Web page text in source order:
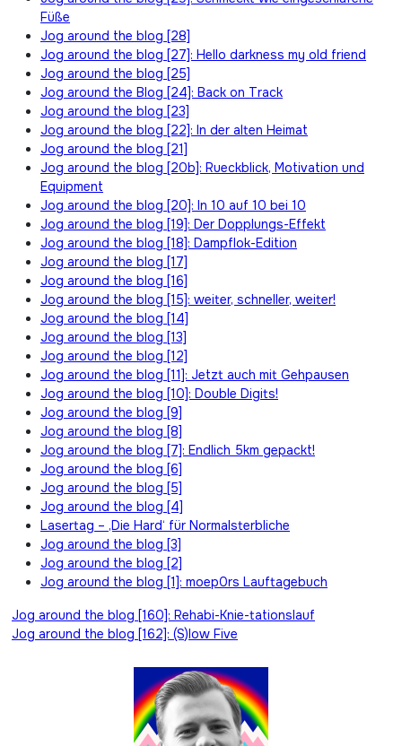
Füße
Jog around the blog [28]
Jog around the blog [27]: Hello darkness my old friend
Jog around the blog [25]
Jog around the Blog [24]: Back on Track
Jog around the blog [23]
Jog around the blog [22]: In der alten Heimat
Jog around the blog [21]
Jog around the blog [20b]: Rueckblick, Motivation und
Equipment
Jog around the blog [20]: In 10 auf 10 bei 10
Jog around the blog [19]: Der Dopplungs-Effekt
Jog around the blog [18]: Dampflok-Edition
Jog around the blog [17]
Jog around the blog [16]
Jog around the blog [15]: weiter, schneller, weiter!
Jog around the blog [14]
Jog around the blog [13]
Jog around the blog [12]
Jog around the blog [11]: Jetzt auch mit Gehpausen
Jog around the blog [10]: Double Digits!
Jog around the blog [9]
Jog around the blog [8]
Jog around the blog [7]: Endlich 5km gepackt!
Jog around the blog [6]
Jog around the blog [5]
Jog around the blog [4]
Lasertag – ‚Die Hard‘ für Normalsterbliche
Jog around the blog [3]
Jog around the blog [2]
Jog around the blog [1]: moep0rs Lauftagebuch
Beitragsnavigation
Jog around the blog [160]: Rehabi-Knie-tationslauf
Jog around the blog [162]: (S)low Five